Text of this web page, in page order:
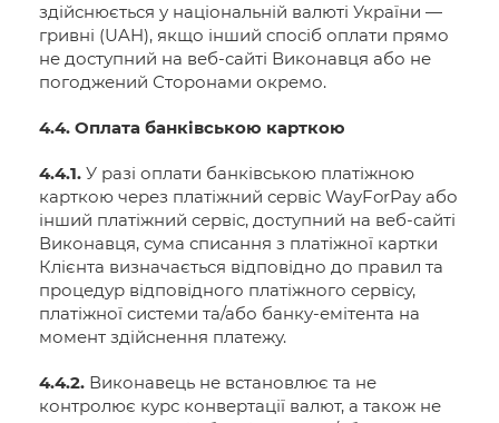
здійснюється у національній валюті України —
гривні (UAH), якщо інший спосіб оплати прямо
не доступний на веб-сайті Виконавця або не
погоджений Сторонами окремо.
4.4. Оплата банківською карткою
4.4.1. У разі оплати банківською платіжною
карткою через платіжний сервіс WayForPay або
інший платіжний сервіс, доступний на веб-сайті
Виконавця, сума списання з платіжної картки
Клієнта визначається відповідно до правил та
процедур відповідного платіжного сервісу,
платіжної системи та/або банку-емітента на
момент здійснення платежу.
4.4.2. Виконавець не встановлює та не
контролює курс конвертації валют, а також не